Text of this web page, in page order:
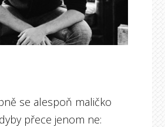
se alespoň maličko
přece jenom ne: